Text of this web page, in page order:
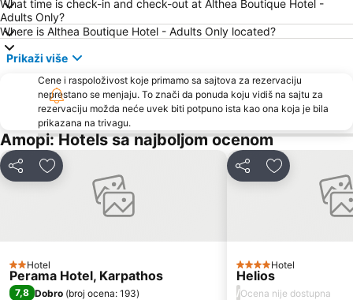
What time is check-in and check-out at Althea Boutique Hotel -
Adults Only?
Where is Althea Boutique Hotel - Adults Only located?
Prikaži više
Cene i raspoloživost koje primamo sa sajtova za rezervaciju
neprestano se menjaju. To znači da ponuda koju vidiš na sajtu za
rezervaciju možda neće uvek biti potpuno ista kao ona koja je bila
prikazana na trivagu.
Amopi: Hotels sa najboljom ocenom
Deli Dodati u favorite
2 Zvezdice
Hotel
Perama Hotel, Karpathos
7,8 Dobro (broj ocena: 193)
Deli Dodati u
4 Zvezdice
Hotel
Helios
/Ocena nije dostupna